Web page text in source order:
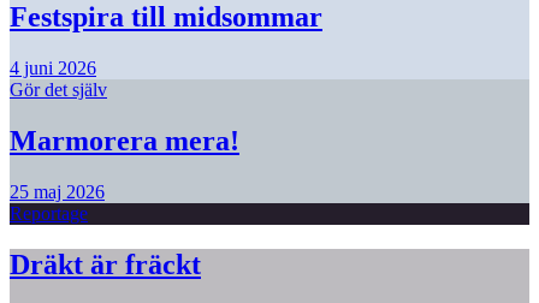
Festspira till midsommar
4 juni 2026
Gör det själv
Marmorera mera!
25 maj 2026
Reportage
Dräkt är fräckt